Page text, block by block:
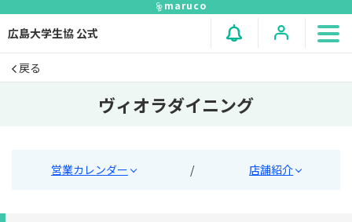
maruco
広島大学生協 公式
戻る
ヴィオラダイニング
営業カレンダー / 店舗紹介